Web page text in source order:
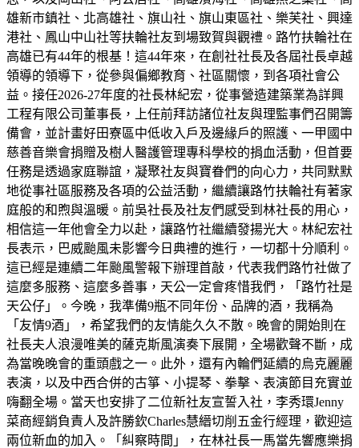
雄新市鎮社、北高雄社、旗山社、旗山東區社、樂芙社、興達
港社、鳳山中山社等扶輪社友到場致賀與觀禮。路竹扶輪社在
高雄已有44年的根基！這44年來，在創社社長及各屆社長卓越
領導的領導下，從參與偏鄉教育、社區關懷，到各項社會公
益。接任2026-27年度的社長林紀宏，從事營造建築業為詳興
工程有限公司董事長，上任前拜訪諸位社友與理監事們召開籌
備會，並計畫好田寮區中低收入戶及邊緣戶的照護、一甲國中
慈善音樂會捐贈及樹人醫護管理專科學校的捐血活動，但首要
任務是透過家庭聯誼，凝聚社友與寶眷們的向心力，共同默默
地從事社區服務及各項的公益活動，繼續讓路竹扶輪社有著家
庭般的和煦與溫暖。前吳社長及社友們感受到林社長的用心，
相信這一年他會全力以赴，讓路竹社繼續發揚光大。林紀宏社
長表示，巴威颱風未影響今日典禮的進行，一切都十分順利。
這已經是連續二年颱風警報下辦理首敲，代表我們路竹社做了
這麼多服務、這麼多善事，天公一定會疼惜我們，「路竹社是
天公仔」。今晚，我準備9瓶不同年份、品牌的酒，我稱為
「友情9酒」，希望我們的友情能久久不散。晚會的開始則在
社長夫人浪漫唯美的薩克斯風演奏下展開，全場歡聲不斷，成
為當晚晚會的重頭戲之一。此外，還有內輪們延續的烏克麗麗
表演，以及中西合併的古箏、小提琴、拳擊、表演節目充實並
嗨翻全場。當天也安排了二位新社友宣誓入社，李秀環Jenny
菜商經銷負責人及許勝欽Charles慧縉切削五金行經理，歡迎這
兩位新血的加入。「糾察時間」，在林社長一馬當先響應樂捐